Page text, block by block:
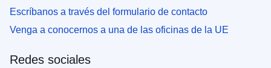
Escríbanos a través del formulario de contacto
Venga a conocernos a una de las oficinas de la UE
Redes sociales